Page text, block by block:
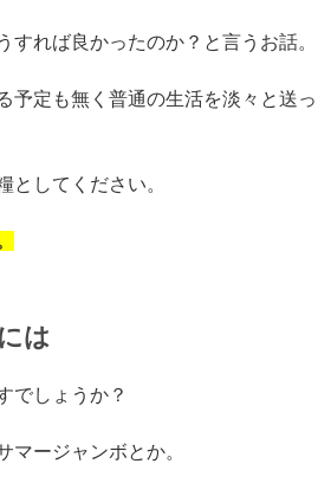
すれば良かったのか？と言うお話。
定も無く普通の生活を淡々と送っ
としてください。
は
でしょうか？
マージャンボとか。